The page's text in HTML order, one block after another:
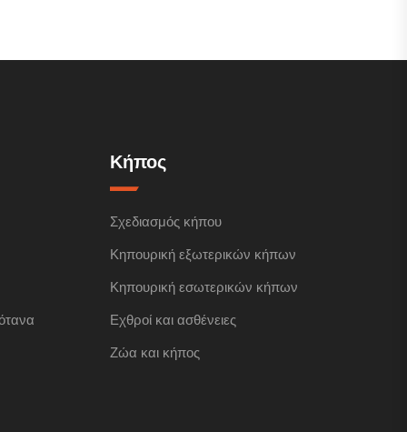
Κήπος
Σχεδιασμός κήπου
Κηπουρική εξωτερικών κήπων
Κηπουρική εσωτερικών κήπων
Εχθροί και ασθένειες
Ζώα και κήπος